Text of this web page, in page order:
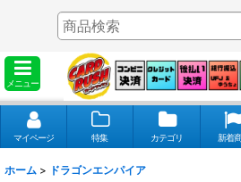
メニュー
マイページ 特集 カテゴリ 新着
ホーム > ドラゴンエンパイア